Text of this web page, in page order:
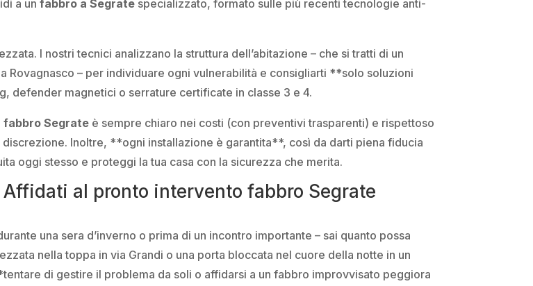
a unfabbro a Segrate specializzato, formato sulle più recenti tecnologie anti-
I nostri tecnici analizzano la struttura dell’abitazione – che si tratti di un
Rovagnasco – per individuare ogni vulnerabilità e consigliarti **solo soluzioni
defender magnetici o serrature certificate in classe 3 e 4.
fabbro Segrate è sempre chiaro nei costi (con preventivi trasparenti) e rispettoso
Inoltre, **ogni installazione è garantita**, così da darti piena fiducia
oggi stesso e proteggi la tua casa con la sicurezza che merita.
al pronto intervento fabbro Segrate
una sera d’inverno o prima di un incontro importante – sai quanto possa
nella toppa in via Grandi o una porta bloccata nel cuore della notte in un
di gestire il problema da soli o affidarsi a un fabbro improvvisato peggiora